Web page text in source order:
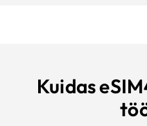
Kuidas